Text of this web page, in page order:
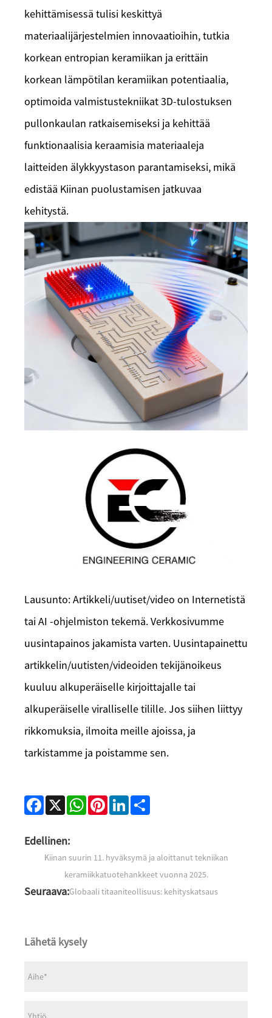
kehittämisessä tulisi keskittyä
materiaalijärjestelmien innovaatioihin, tutkia
korkean entropian keramiikan ja erittäin
korkean lämpötilan keramiikan potentiaalia,
optimoida valmistustekniikat 3D-tulostuksen
pullonkaulan ratkaisemiseksi ja kehittää
funktionaalisia keraamisia materiaaleja
laitteiden älykkyystason parantamiseksi, mikä
edistää Kiinan puolustamisen jatkuvaa
kehitystä.
Lausunto: Artikkeli/uutiset/video on Internetistä
tai AI -ohjelmiston tekemä. Verkkosivumme
uusintapainos jakamista varten. Uusintapainettu
artikkelin/uutisten/videoiden tekijänoikeus
kuuluu alkuperäiselle kirjoittajalle tai
alkuperäiselle viralliselle tilille. Jos siihen liittyy
rikkomuksia, ilmoita meille ajoissa, ja
tarkistamme ja poistamme sen.
Facebook
X WhatsAppPinterestLinkedIn
Edellinen:
Kiinan suurin 11. hyväksymä ja aloittanut tekniikan
keramiikkatuotehankkeet vuonna 2025.
Seuraava:Globaali titaaniteollisuus: kehityskatsaus
Lähetä kysely